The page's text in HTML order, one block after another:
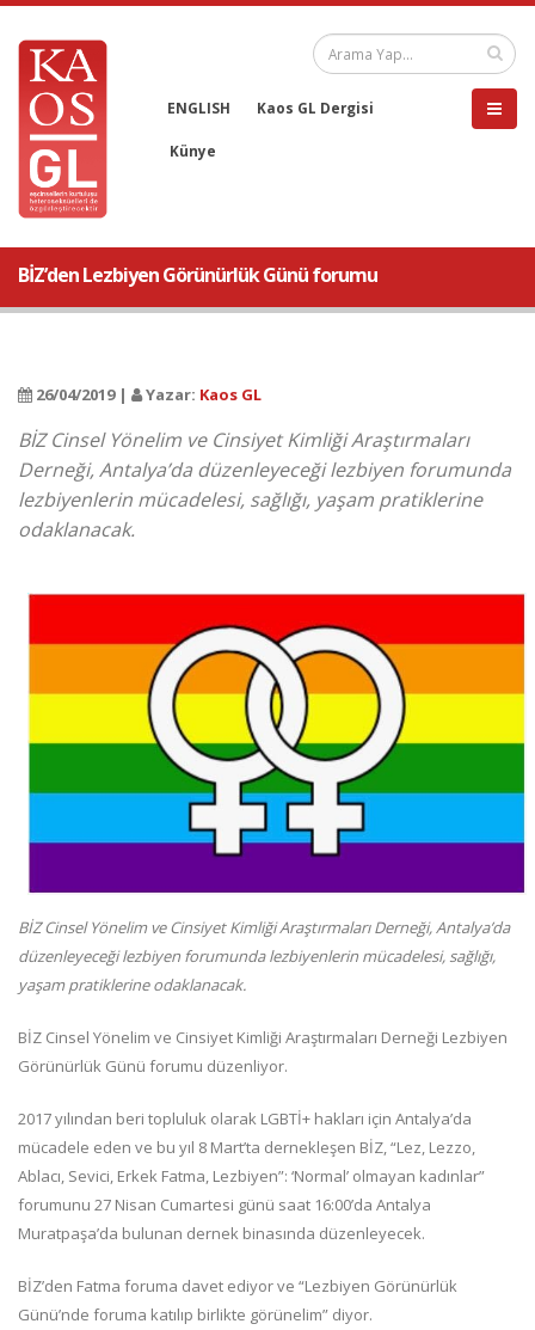
ENGLISH Kaos GL Dergisi
Künye
BİZ’den Lezbiyen Görünürlük Günü forumu
26/04/2019 | Yazar: Kaos GL
BİZ Cinsel Yönelim ve Cinsiyet Kimliği Araştırmaları
Derneği, Antalya’da düzenleyeceği lezbiyen forumunda
lezbiyenlerin mücadelesi, sağlığı, yaşam pratiklerine
odaklanacak.
BİZ Cinsel Yönelim ve Cinsiyet Kimliği Araştırmaları Derneği, Antalya’da
düzenleyeceği lezbiyen forumunda lezbiyenlerin mücadelesi, sağlığı,
yaşam pratiklerine odaklanacak.
BİZ Cinsel Yönelim ve Cinsiyet Kimliği Araştırmaları Derneği Lezbiyen
Görünürlük Günü forumu düzenliyor.
2017 yılından beri topluluk olarak LGBTİ+ hakları için Antalya’da
mücadele eden ve bu yıl 8 Mart’ta dernekleşen BİZ, “Lez, Lezzo,
Ablacı, Sevici, Erkek Fatma, Lezbiyen”: ‘Normal’ olmayan kadınlar”
forumunu 27 Nisan Cumartesi günü saat 16:00’da Antalya
Muratpaşa’da bulunan dernek binasında düzenleyecek.
BİZ’den Fatma foruma davet ediyor ve “Lezbiyen Görünürlük
Günü’nde foruma katılıp birlikte görünelim” diyor.